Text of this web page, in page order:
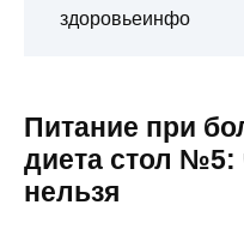
здоровьеинфо
Питание при
диета стол №5:
нельзя